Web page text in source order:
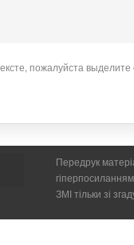
пожалуйста
Передрук
ЗМІ тільки зі